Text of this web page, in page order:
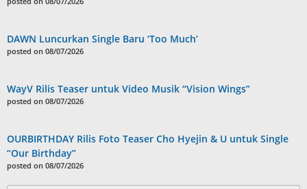
DAWN Luncurkan Single Baru ‘Too Much’
posted on 08/07/2026
WayV Rilis Teaser untuk Video Musik “Vision Wings”
posted on 08/07/2026
OURBIRTHDAY Rilis Foto Teaser Cho Hyejin & U untuk Single
“Our Birthday”
posted on 08/07/2026